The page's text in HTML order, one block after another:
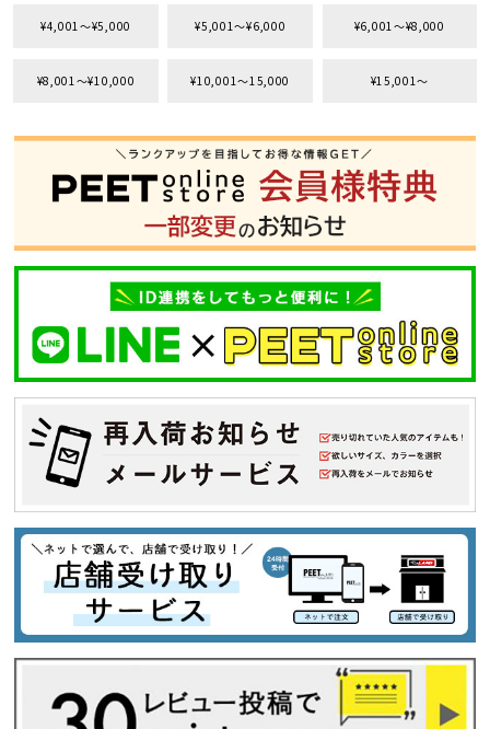
¥4,001〜¥5,000 ¥5,001〜¥6,000 ¥6,001〜¥8,000
¥8,001〜¥10,000 ¥10,001〜15,000 ¥15,001〜